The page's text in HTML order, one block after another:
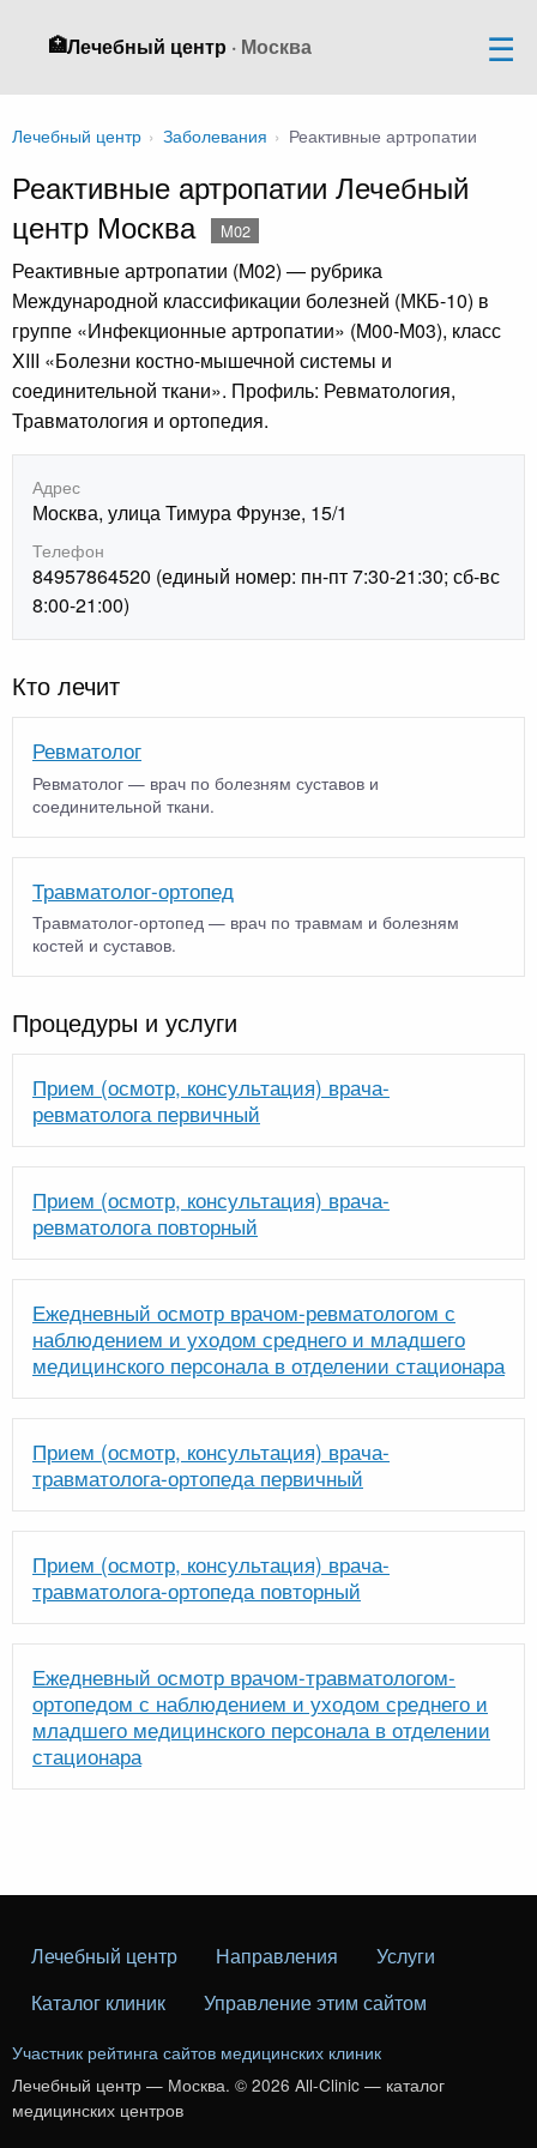
🏥Лечебный центр · Москва
Лечебный центр › Заболевания › Реактивные артропатии
Реактивные артропатии Лечебный
центр Москва
M02
Реактивные артропатии (M02) — рубрика
Международной классификации болезней (МКБ-10) в
группе «Инфекционные артропатии» (M00-M03), класс
XIII «Болезни костно-мышечной системы и
соединительной ткани». Профиль: Ревматология,
Травматология и ортопедия.
Адрес
Москва, улица Тимура Фрунзе, 15/1
Телефон
84957864520 (единый номер: пн-пт 7:30-21:30; сб-вс
8:00-21:00)
Кто лечит
Ревматолог
Ревматолог — врач по болезням суставов и
соединительной ткани.
Травматолог-ортопед
Травматолог-ортопед — врач по травмам и болезням
костей и суставов.
Процедуры и услуги
Прием (осмотр, консультация) врача-
ревматолога первичный
Прием (осмотр, консультация) врача-
ревматолога повторный
Ежедневный осмотр врачом-ревматологом с
наблюдением и уходом среднего и младшего
медицинского персонала в отделении стационара
Прием (осмотр, консультация) врача-
травматолога-ортопеда первичный
Прием (осмотр, консультация) врача-
травматолога-ортопеда повторный
Ежедневный осмотр врачом-травматологом-
ортопедом с наблюдением и уходом среднего и
младшего медицинского персонала в отделении
стационара
Лечебный центр Направления
Услуги
Каталог клиник
Управление этим сайтом
Участник рейтинга сайтов медицинских клиник
Лечебный центр — Москва. © 2026 All-Clinic — каталог
медицинских центров